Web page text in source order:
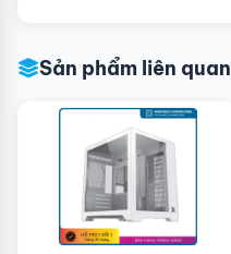
Sản phẩm liên quan